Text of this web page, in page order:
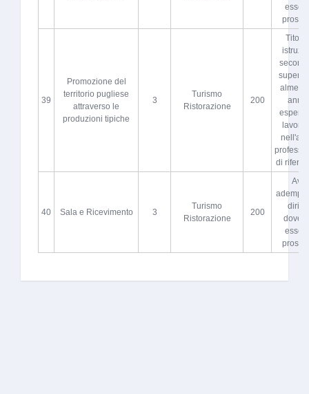
39
Promozione del
territorio pugliese
attraverso le
produzioni tipiche
3
Turismo
Ristorazione
200
Titolo
anni
di
40 Sala e Ricevimento 3
Turismo
Ristorazione
200
Aver